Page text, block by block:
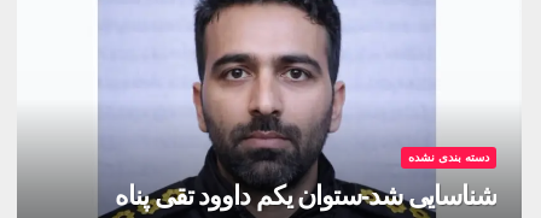
دسته بندی نشده
شناسایی شد-ستوان یکم داوود تقی پناه